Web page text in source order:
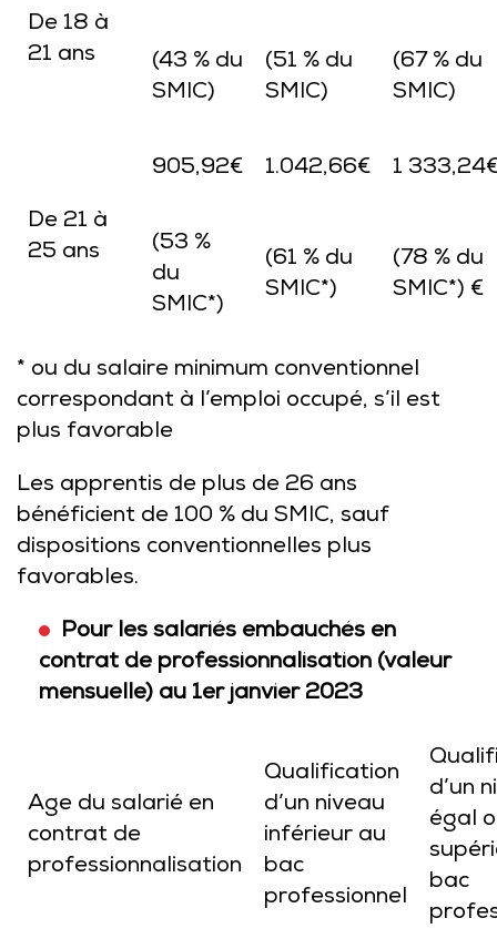
De 18 à
21 ans
(43 % du
SMIC)
(51 % du
SMIC)
(67 % du
SMIC)
De 21 à
25 ans
905,92€ 1.042,66€ 1
(53 %
du
SMIC*)
(61 % du
SMIC*)
(78 % du
SMIC*) €
* ou du salaire minimum conventionnel
correspondant à l’emploi occupé, s’il est
plus favorable
Les apprentis de plus de 26 ans
bénéficient de 100 % du SMIC, sauf
dispositions conventionnelles plus
favorables.
Pour les salariés embauchés en
contrat de professionnalisation (valeur
mensuelle) au 1er janvier 2023
Age du salarié en
contrat de
professionnalisation
Qualification
d’un niveau
inférieur au
bac
professionnel
d’un
égal
bac